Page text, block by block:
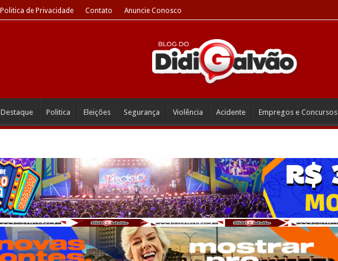
Politica de Privacidade Contato Anuncie Conosco
Destaque Politica Eleições Segurança Violência Acidente Empregos e Concursos